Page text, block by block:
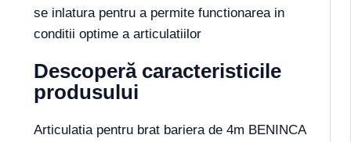
se inlatura pentru a permite functionarea in
conditii optime a articulatiilor
Descoperă caracteristicile
produsului
Articulatia pentru brat bariera de 4m BENINCA